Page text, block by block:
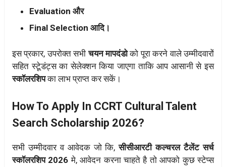
Evaluation और
Final Selection आदि।
इस प्रकार, उपरोक्त सभीचयन मापदंडोको पूरा करने वाले उम्मीदवारों
सहित स्टूेडंट्स का सेलेक्शन किया जाएगा ताकि आप आसानी से इस
स्कॉलरशिपका लाभ प्राप्त कर सकें।
How To Apply In CCRT Cultural Talent
Search Scholarship 2026?
सभी उम्मीदवार व आवेदक जो कि,सीसीआरटी कल्चरल टैलेंट सर्च
स्कॉलरशिप 2026मे, आवेदन करना चाहते है तो आपको कुछ स्टेप्स